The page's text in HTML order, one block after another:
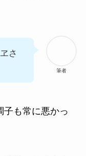
筆者
さ
子も常に悪かっ